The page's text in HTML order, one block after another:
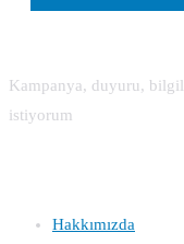
Kampanya, duyuru,
istiyorum
Hakkımızda